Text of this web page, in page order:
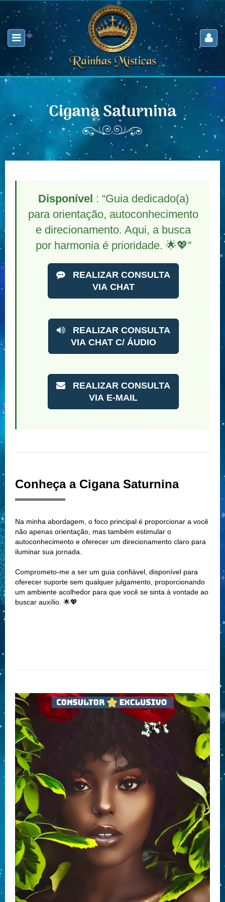
Cigana Saturnina
Disponível : “Guia dedicado(a)
para orientação, autoconhecimento
e direcionamento. Aqui, a busca
por harmonia é prioridade. 🌟💖”
REALIZAR CONSULTA
VIA CHAT
REALIZAR CONSULTA
VIA CHAT C/ ÁUDIO
REALIZAR CONSULTA
VIA E-MAIL
Conheça a Cigana Saturnina
Na minha abordagem, o foco principal é proporcionar a você
não apenas orientação, mas também estimular o
autoconhecimento e oferecer um direcionamento claro para
iluminar sua jornada.
Comprometo-me a ser um guia confiável, disponível para
oferecer suporte sem qualquer julgamento, proporcionando
um ambiente acolhedor para que você se sinta à vontade ao
buscar auxílio. 🌟💖